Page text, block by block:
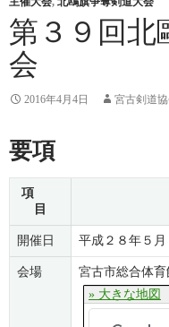
第３９回北
会
2016年4月4日 宮古剣道
要項
項
目
開催日 平成２８年５月
会場
宮古市総合体育
» 大きな地図